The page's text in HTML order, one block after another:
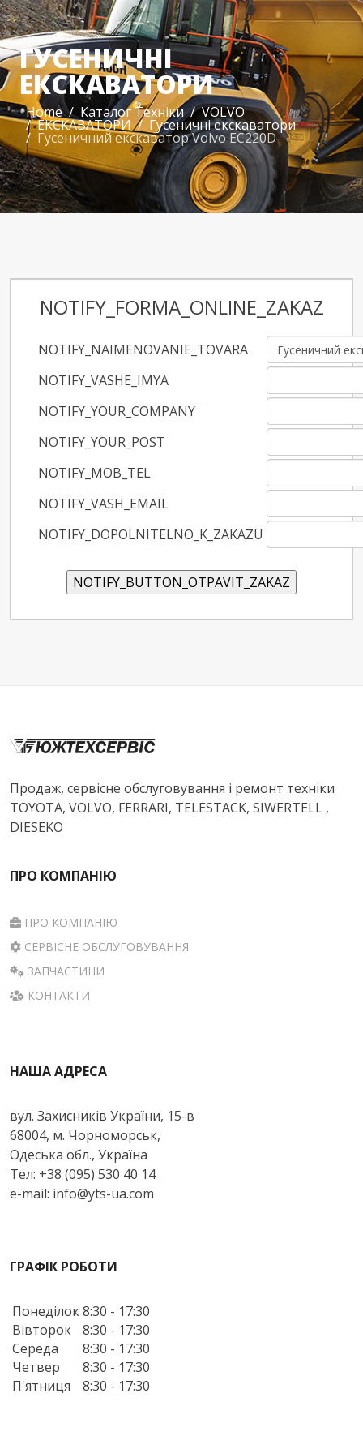
ГУСЕНИЧНІ
ЕКСКАВАТОРИ
Home Каталог Техніки VOLVO
ЕКСКАВАТОРИ Гусеничні екскаватори
Гусеничний екскаватор Volvo EC220D
NOTIFY_FORMA_ONLINE_ZAKAZ
NOTIFY_NAIMENOVANIE_TOVARA
NOTIFY_VASHE_IMYA
NOTIFY_YOUR_COMPANY
NOTIFY_YOUR_POST
NOTIFY_MOB_TEL
NOTIFY_VASH_EMAIL
NOTIFY_DOPOLNITELNO_K_ZAKAZU
Продаж, сервісне обслуговування і ремонт техніки
TOYOTA, VOLVO, FERRARI, TELESTACK, SIWERTELL ,
DIESEKO
ПРО КОМПАНІЮ
ПРО КОМПАНІЮ
СЕРВІСНЕ ОБСЛУГОВУВАННЯ
ЗАПЧАСТИНИ
КОНТАКТИ
НАША АДРЕСА
вул. Захисників України, 15-в
68004, м. Чорноморськ,
Одеська обл., Україна
Тел: +38 (095) 530 40 14
e-mail: info@yts-ua.com
ГРАФІК РОБОТИ
Понеділок8:30 - 17:30
Вівторок
8:30 - 17:30
Середа
8:30 - 17:30
Четвер
8:30 - 17:30
П'ятниця
8:30 - 17:30